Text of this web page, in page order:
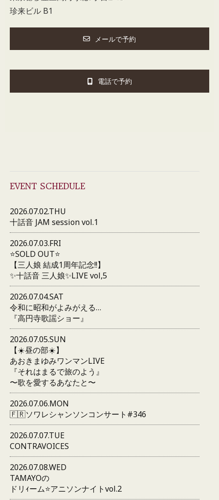
珍来ビル B1
メールで予約
電話で予約
EVENT SCHEDULE
2026.07.02.THU
十話音 JAM session vol.1
2026.07.03.FRI
⭐️SOLD OUT⭐️
【三人娘 結成1周年記念!!】
✨十話音 三人娘✨LIVE vol,5
2026.07.04.SAT
令和に昭和がよみがえる…
『高円寺歌謡ショー』
2026.07.05.SUN
【☀️昼の部☀️】
あおきまゆみワンマンLIVE
『それはまるで旅のよう』
〜歌を愛するあなたと〜
2026.07.06.MON
🇫🇷ソワレシャンソンコンサート#346
2026.07.07.TUE
CONTRAVOICES
2026.07.08.WED
TAMAYOの
ドリｨーム⭐️アニソンナイトvol.2